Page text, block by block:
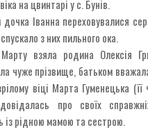
на цвинтарі у с. Бунів.
Іванна переховувалися
з них пильного ока.
Марту взяла родина Олексія
чуже прізвище, батьком
віці Марта Гуменецька
довідалась про своїх
із рідною мамою та сестрою.